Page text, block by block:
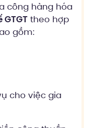
công hàng hóa
theo hợp
gồm:
cho việc gia